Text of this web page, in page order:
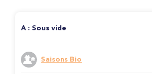
A : Sous vide
Saisons Bio